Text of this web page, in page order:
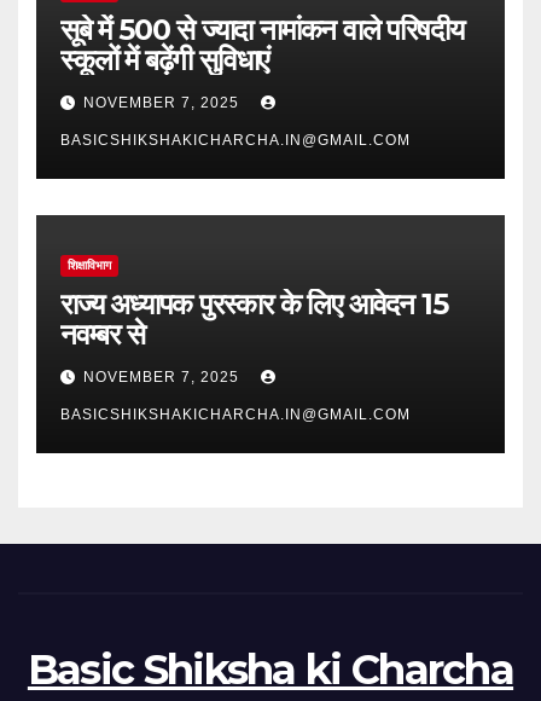
सूबे में 500 से ज्यादा नामांकन वाले परिषदीय
स्कूलों में बढ़ेंगी सुविधाएं
NOVEMBER 7, 2025
BASICSHIKSHAKICHARCHA.IN@GMAIL.COM
शिक्षाविभाग
राज्य अध्यापक पुरस्कार के लिए आवेदन 15
नवम्बर से
NOVEMBER 7, 2025
BASICSHIKSHAKICHARCHA.IN@GMAIL.COM
Basic Shiksha ki Charcha